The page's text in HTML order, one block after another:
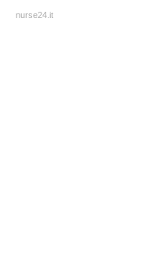
nurse24.it